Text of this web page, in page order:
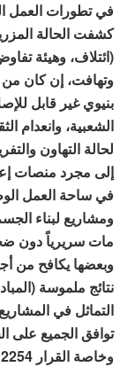
في تطورات العمل
كشفت الحالة
(ائتلاف، وهيئة
وتهافت، إن كان من
بنيوي غير قابل
الشعبية، وانعدام
لحالة التهاون
إلى مجرد منصات
في ساحة العمل
ومشاريع لبناء
مات سريرياً دون
وبعضها يكافح من
نتائج ملموسة
التماثل في
توافق الجميع على